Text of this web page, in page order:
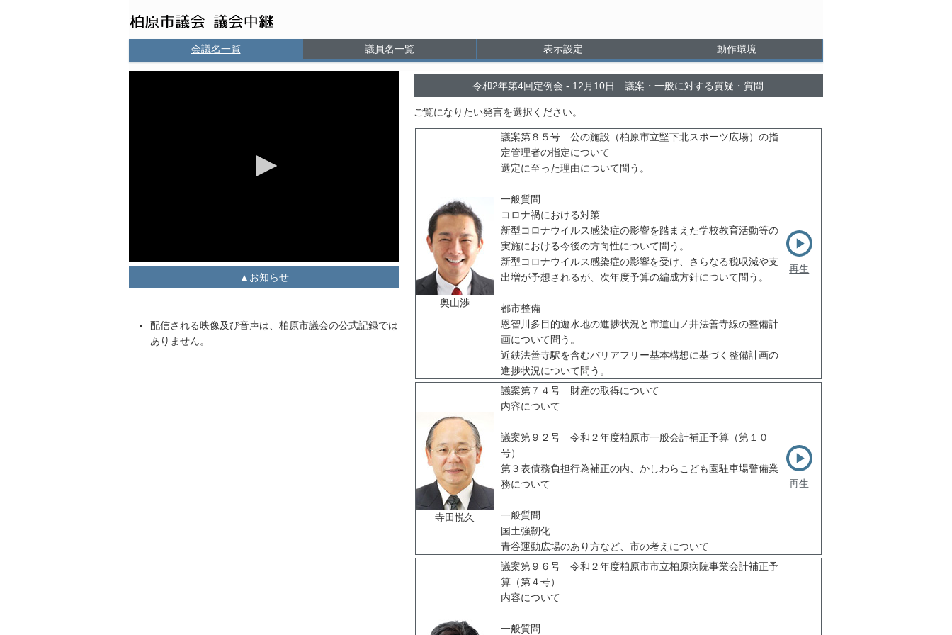
会議名一覧 議員名一覧 表示設定 動作環境
お知らせ
配信される映像及び音声は、柏原市議会の公式記録では
ありません。
令和2年第4回定例会 12月10日 議案・一般に対する質疑・質問
ご覧になりたい発言を選択ください。
奥山渉
議案第８５号 公の施設（柏原市立堅下北スポーツ広場）の指
定管理者の指定について
選定に至った理由について問う。
一般質問
コロナ禍における対策
新型コロナウイルス感染症の影響を踏まえた学校教育活動等の
実施における今後の方向性について問う。
新型コロナウイルス感染症の影響を受け、さらなる税収減や支
出増が予想されるが、次年度予算の編成方針について問う。
都市整備
恩智川多目的遊水地の進捗状況と市道山ノ井法善寺線の整備計
画について問う。
近鉄法善寺駅を含むバリアフリー基本構想に基づく整備計画の
進捗状況について問う。
再生
寺田悦久
議案第７４号 財産の取得について
内容について
議案第９２号 令和２年度柏原市一般会計補正予算（第１０
号）
第３表債務負担行為補正の内、かしわらこども園駐車場警備業
務について
一般質問
国土強靭化
青谷運動広場のあり方など、市の考えについて
再生
議案第９６号 令和２年度柏原市市立柏原病院事業会計補正予
算（第４号）
内容について
一般質問